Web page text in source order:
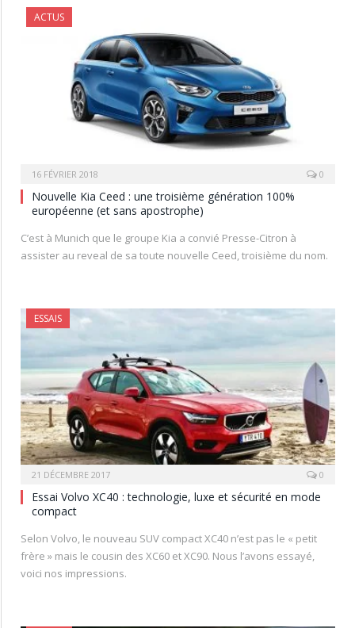
ACTUS
16 FÉVRIER 2018 0
Nouvelle Kia Ceed : une troisième génération 100%
européenne (et sans apostrophe)
C’est à Munich que le groupe Kia a convié Presse-Citron à
assister au reveal de sa toute nouvelle Ceed, troisième du nom.
ESSAIS
21 DÉCEMBRE 2017 0
Essai Volvo XC40 : technologie, luxe et sécurité en mode
compact
Selon Volvo, le nouveau SUV compact XC40 n’est pas le « petit
frère » mais le cousin des XC60 et XC90. Nous l’avons essayé,
voici nos impressions.